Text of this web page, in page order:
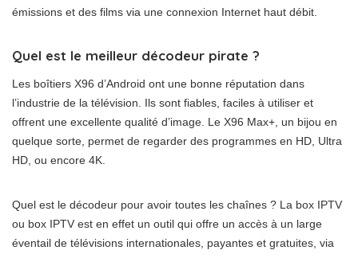
émissions et des films via une connexion Internet haut débit.
Quel est le meilleur décodeur pirate ?
Les boîtiers X96 d’Android ont une bonne réputation dans
l’industrie de la télévision. Ils sont fiables, faciles à utiliser et
offrent une excellente qualité d’image. Le X96 Max+, un bijou en
quelque sorte, permet de regarder des programmes en HD, Ultra
HD, ou encore 4K.
Quel est le décodeur pour avoir toutes les chaînes ? La box IPTV
ou box IPTV est en effet un outil qui offre un accès à un large
éventail de télévisions internationales, payantes et gratuites, via